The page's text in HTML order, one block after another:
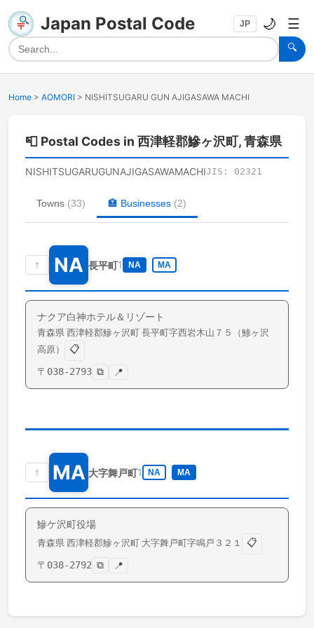
Japan Postal Code
🔍
JP 🌙 ☰
Home > AOMORI > NISHITSUGARU GUN AJIGASAWA MACHI
📮 Postal Codes in 西津軽郡鰺ヶ沢町, 青森県
NISHITSUGARUGUNAJIGASAWAMACHIJIS: 02321
Towns (33) 🏣 Businesses (2)
↑ NA 長平町1 NA MA
ナクア白神ホテル＆リゾート
青森県 西津軽郡鰺ヶ沢町 長平町字西岩木山７５（鯵ヶ沢
高原）
📋
〒 038-2793 ⧉ 📍
↑ MA 大字舞戸町1 NA MA
鰺ケ沢町役場
青森県 西津軽郡鰺ヶ沢町 大字舞戸町字鳴戸３２１
📋
〒 038-2792 ⧉ 📍